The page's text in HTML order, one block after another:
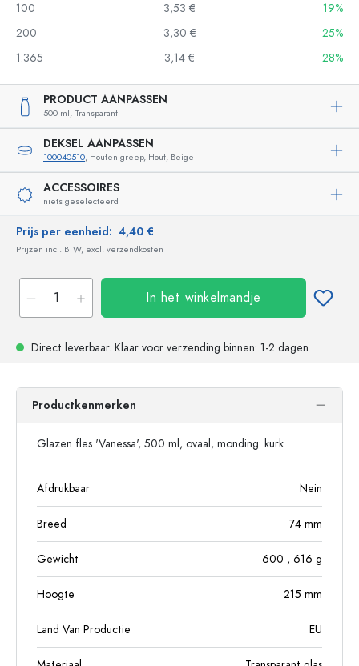
100
3,53 €
19%
200
3,30 €
25%
1.365
3,14 € 28%
PRODUCT AANPASSEN
500 ml, Transparant
DEKSEL AANPASSEN
100040510, Houten greep, Hout, Beige
ACCESSOIRES
niets geselecteerd
Prijs per eenheid: 4,40 €
Prijzen incl. BTW, excl. verzendkosten
In het winkelmandje
Direct leverbaar. Klaar voor verzending binnen: 1-2 dagen
Productkenmerken
Glazen fles 'Vanessa', 500 ml, ovaal, monding: kurk
Afdrukbaar Nein
Breed 74 mm
Gewicht 600 , 616 g
Hoogte 215 mm
Land Van Productie EU